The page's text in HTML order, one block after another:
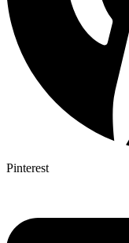
Pinterest